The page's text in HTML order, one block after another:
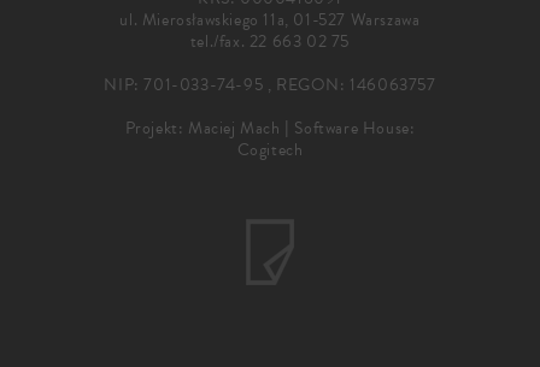
ul. Mierosławskiego 11a, 01-527 Warszawa
tel./fax. 22 663 02 75
NIP: 701-033-74-95 , REGON: 146063757
Projekt: Maciej Mach | Software House:
Cogitech